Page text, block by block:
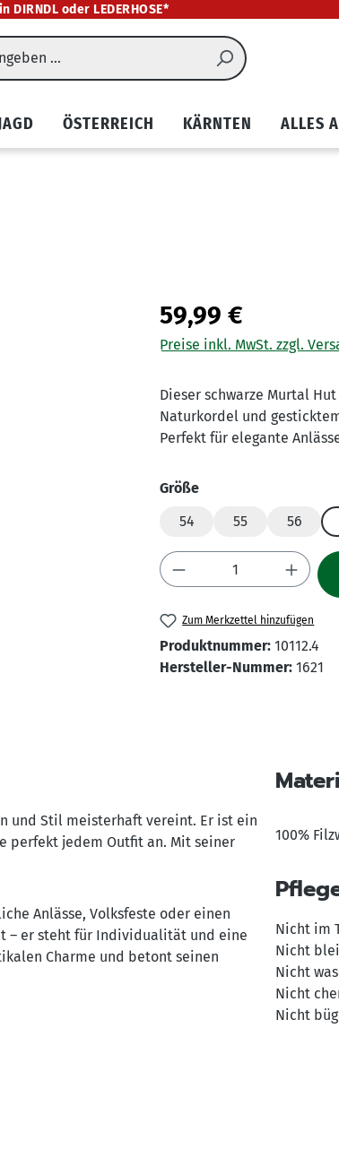
DIRNDL oder LEDERHOSE*
ÖSTERREICH KÄRNTEN ALLES
59,99 €
Preise inkl. MwSt. zzgl.
Dieser schwarze Murtal
Naturkordel und
Perfekt für elegante
Größeauswählen
54
55 56
Produkt Anzahl:
Zum Merkzettel hinzufügen
Produktnummer: 10112.4
Hersteller-Nummer: 1621
und Stil meisterhaft vereint. Er ist ein
perfekt jedem Outfit an. Mit seiner
Anlässe, Volksfeste oder einen
– er steht für Individualität und eine
Charme und betont seinen
100%
Nicht im
Nicht
Nicht
Nicht
Nicht